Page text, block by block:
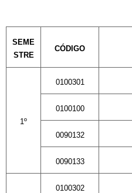
TELEFONES
SEME
STRE
CÓDIGO
1º
0100301
0100100
0090132
0090133
0100302